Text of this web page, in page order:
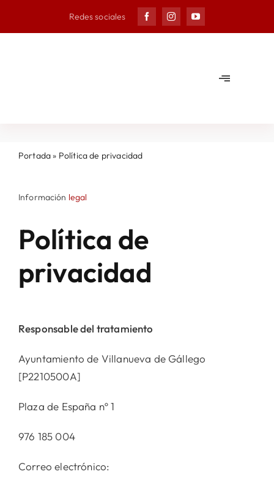
Redes sociales
Toggle
Portada» Política de privacidad
Información legal
Política de
privacidad
Responsable del tratamiento
Ayuntamiento de Villanueva de Gállego
[P2210500A]
Plaza de España nº 1
976 185 004
Correo electrónico: